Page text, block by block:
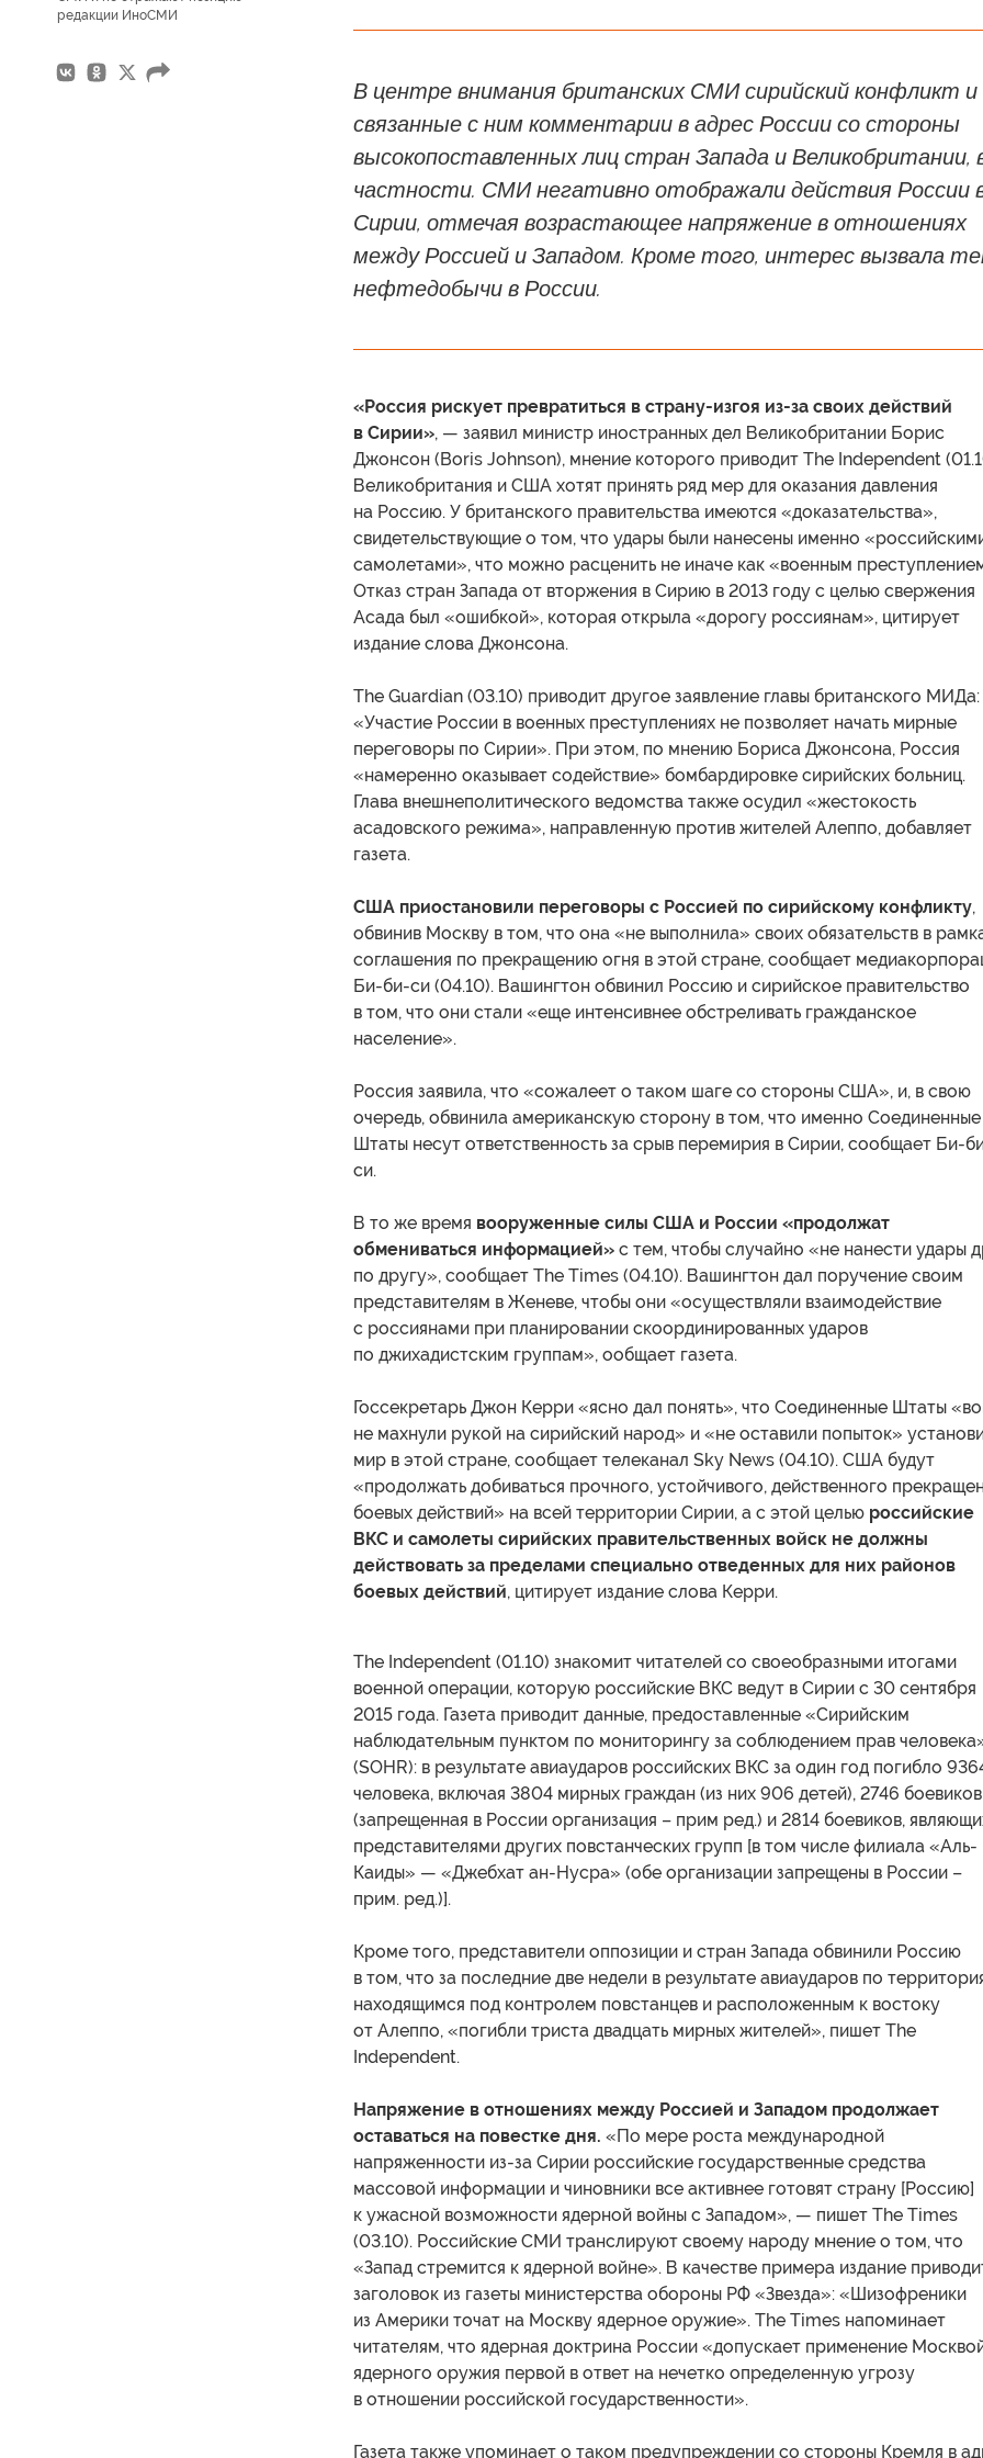
редакции ИноСМИ
В центре внимания британских СМИ сирийский конфликт и
связанные с ним комментарии в адрес России со стороны
высокопоставленных лиц стран Запада и Великобритании,
частности. СМИ негативно отображали действия России
Сирии, отмечая возрастающее напряжение в отношениях
между Россией и Западом. Кроме того, интерес вызвала
нефтедобычи в России.
«Россия рискует превратиться в страну-изгоя из-за своих действий
в Сирии», — заявил министр иностранных дел Великобритании Борис
Джонсон (Boris Johnson), мнение которого приводит The Independent
Великобритания и США хотят принять ряд мер для оказания давления
на Россию. У британского правительства имеются «доказательства»,
свидетельствующие о том, что удары были нанесены именно
самолетами», что можно расценить не иначе как «военным
Отказ стран Запада от вторжения в Сирию в 2013 году с целью свержения
Асада был «ошибкой», которая открыла «дорогу россиянам», цитирует
издание слова Джонсона.
The Guardian (03.10) приводит другое заявление главы британского МИДа:
«Участие России в военных преступлениях не позволяет начать мирные
переговоры по Сирии». При этом, по мнению Бориса Джонсона, Россия
«намеренно оказывает содействие» бомбардировке сирийских больниц.
Глава внешнеполитического ведомства также осудил «жестокость
асадовского режима», направленную против жителей Алеппо, добавляет
газета.
США приостановили переговоры с Россией по сирийскому конфликту,
обвинив Москву в том, что она «не выполнила» своих обязательств в
соглашения по прекращению огня в этой стране, сообщает
Би-би-си (04.10). Вашингтон обвинил Россию и сирийское правительство
в том, что они стали «еще интенсивнее обстреливать гражданское
население».
Россия заявила, что «сожалеет о таком шаге со стороны США», и, в свою
очередь, обвинила американскую сторону в том, что именно Соединенные
Штаты несут ответственность за срыв перемирия в Сирии, сообщает Би-
си.
В то же время вооруженные силы США и России «продолжат
обмениваться информацией» с тем, чтобы случайно «не нанести удары
по другу», сообщает The Times (04.10). Вашингтон дал поручение своим
представителям в Женеве, чтобы они «осуществляли взаимодействие
с россиянами при планировании скоординированных ударов
по джихадистским группам», ообщает газета.
Госсекретарь Джон Керри «ясно дал понять», что Соединенные Штаты
не махнули рукой на сирийский народ» и «не оставили попыток»
мир в этой стране, сообщает телеканал Sky News (04.10). США будут
«продолжать добиваться прочного, устойчивого, действенного
боевых действий» на всей территории Сирии, а с этой целью российские
ВКС и самолеты сирийских правительственных войск не должны
действовать за пределами специально отведенных для них районов
боевых действий, цитирует издание слова Керри.
The Independent (01.10) знакомит читателей со своеобразными итогами
военной операции, которую российские ВКС ведут в Сирии с 30 сентября
2015 года. Газета приводит данные, предоставленные «Сирийским
наблюдательным пунктом по мониторингу за соблюдением прав
(SOHR): в результате авиаударов российских ВКС за один год погибло
человека, включая 3804 мирных граждан (из них 906 детей), 2746
(запрещенная в России организация – прим ред.) и 2814 боевиков,
представителями других повстанческих групп [в том числе филиала «Аль-
Каиды» — «Джебхат ан-Нусра» (обе организации запрещены в России –
прим. ред.)].
Кроме того, представители оппозиции и стран Запада обвинили Россию
в том, что за последние две недели в результате авиаударов по
находящимся под контролем повстанцев и расположенным к востоку
от Алеппо, «погибли триста двадцать мирных жителей», пишет The
Independent.
Напряжение в отношениях между Россией и Западом продолжает
оставаться на повестке дня. «По мере роста международной
напряженности из-за Сирии российские государственные средства
массовой информации и чиновники все активнее готовят страну [Россию]
к ужасной возможности ядерной войны с Западом», — пишет The Times
(03.10). Российские СМИ транслируют своему народу мнение о том, что
«Запад стремится к ядерной войне». В качестве примера издание
заголовок из газеты министерства обороны РФ «Звезда»: «Шизофреники
из Америки точат на Москву ядерное оружие». The Times напоминает
читателям, что ядерная доктрина России «допускает применение
ядерного оружия первой в ответ на нечетко определенную угрозу
в отношении российской государственности».
Газета также упоминает о таком предупреждении со стороны Кремля в